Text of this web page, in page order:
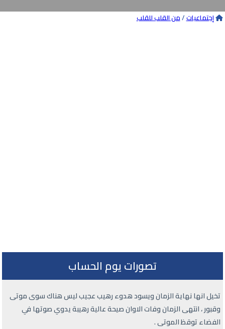
إجتماعيات/من القلب للقلب
تصورات يوم الحساب
تخيل انها نهاية الزمان ويسود هدوء رهيب عجيب ليس هناك سوى موتى
وقبور ، انتهى الزمان وفات الاوان صيحة عالية رهيبة يدوي صوتها في
الفضاء توقظ الموتى .